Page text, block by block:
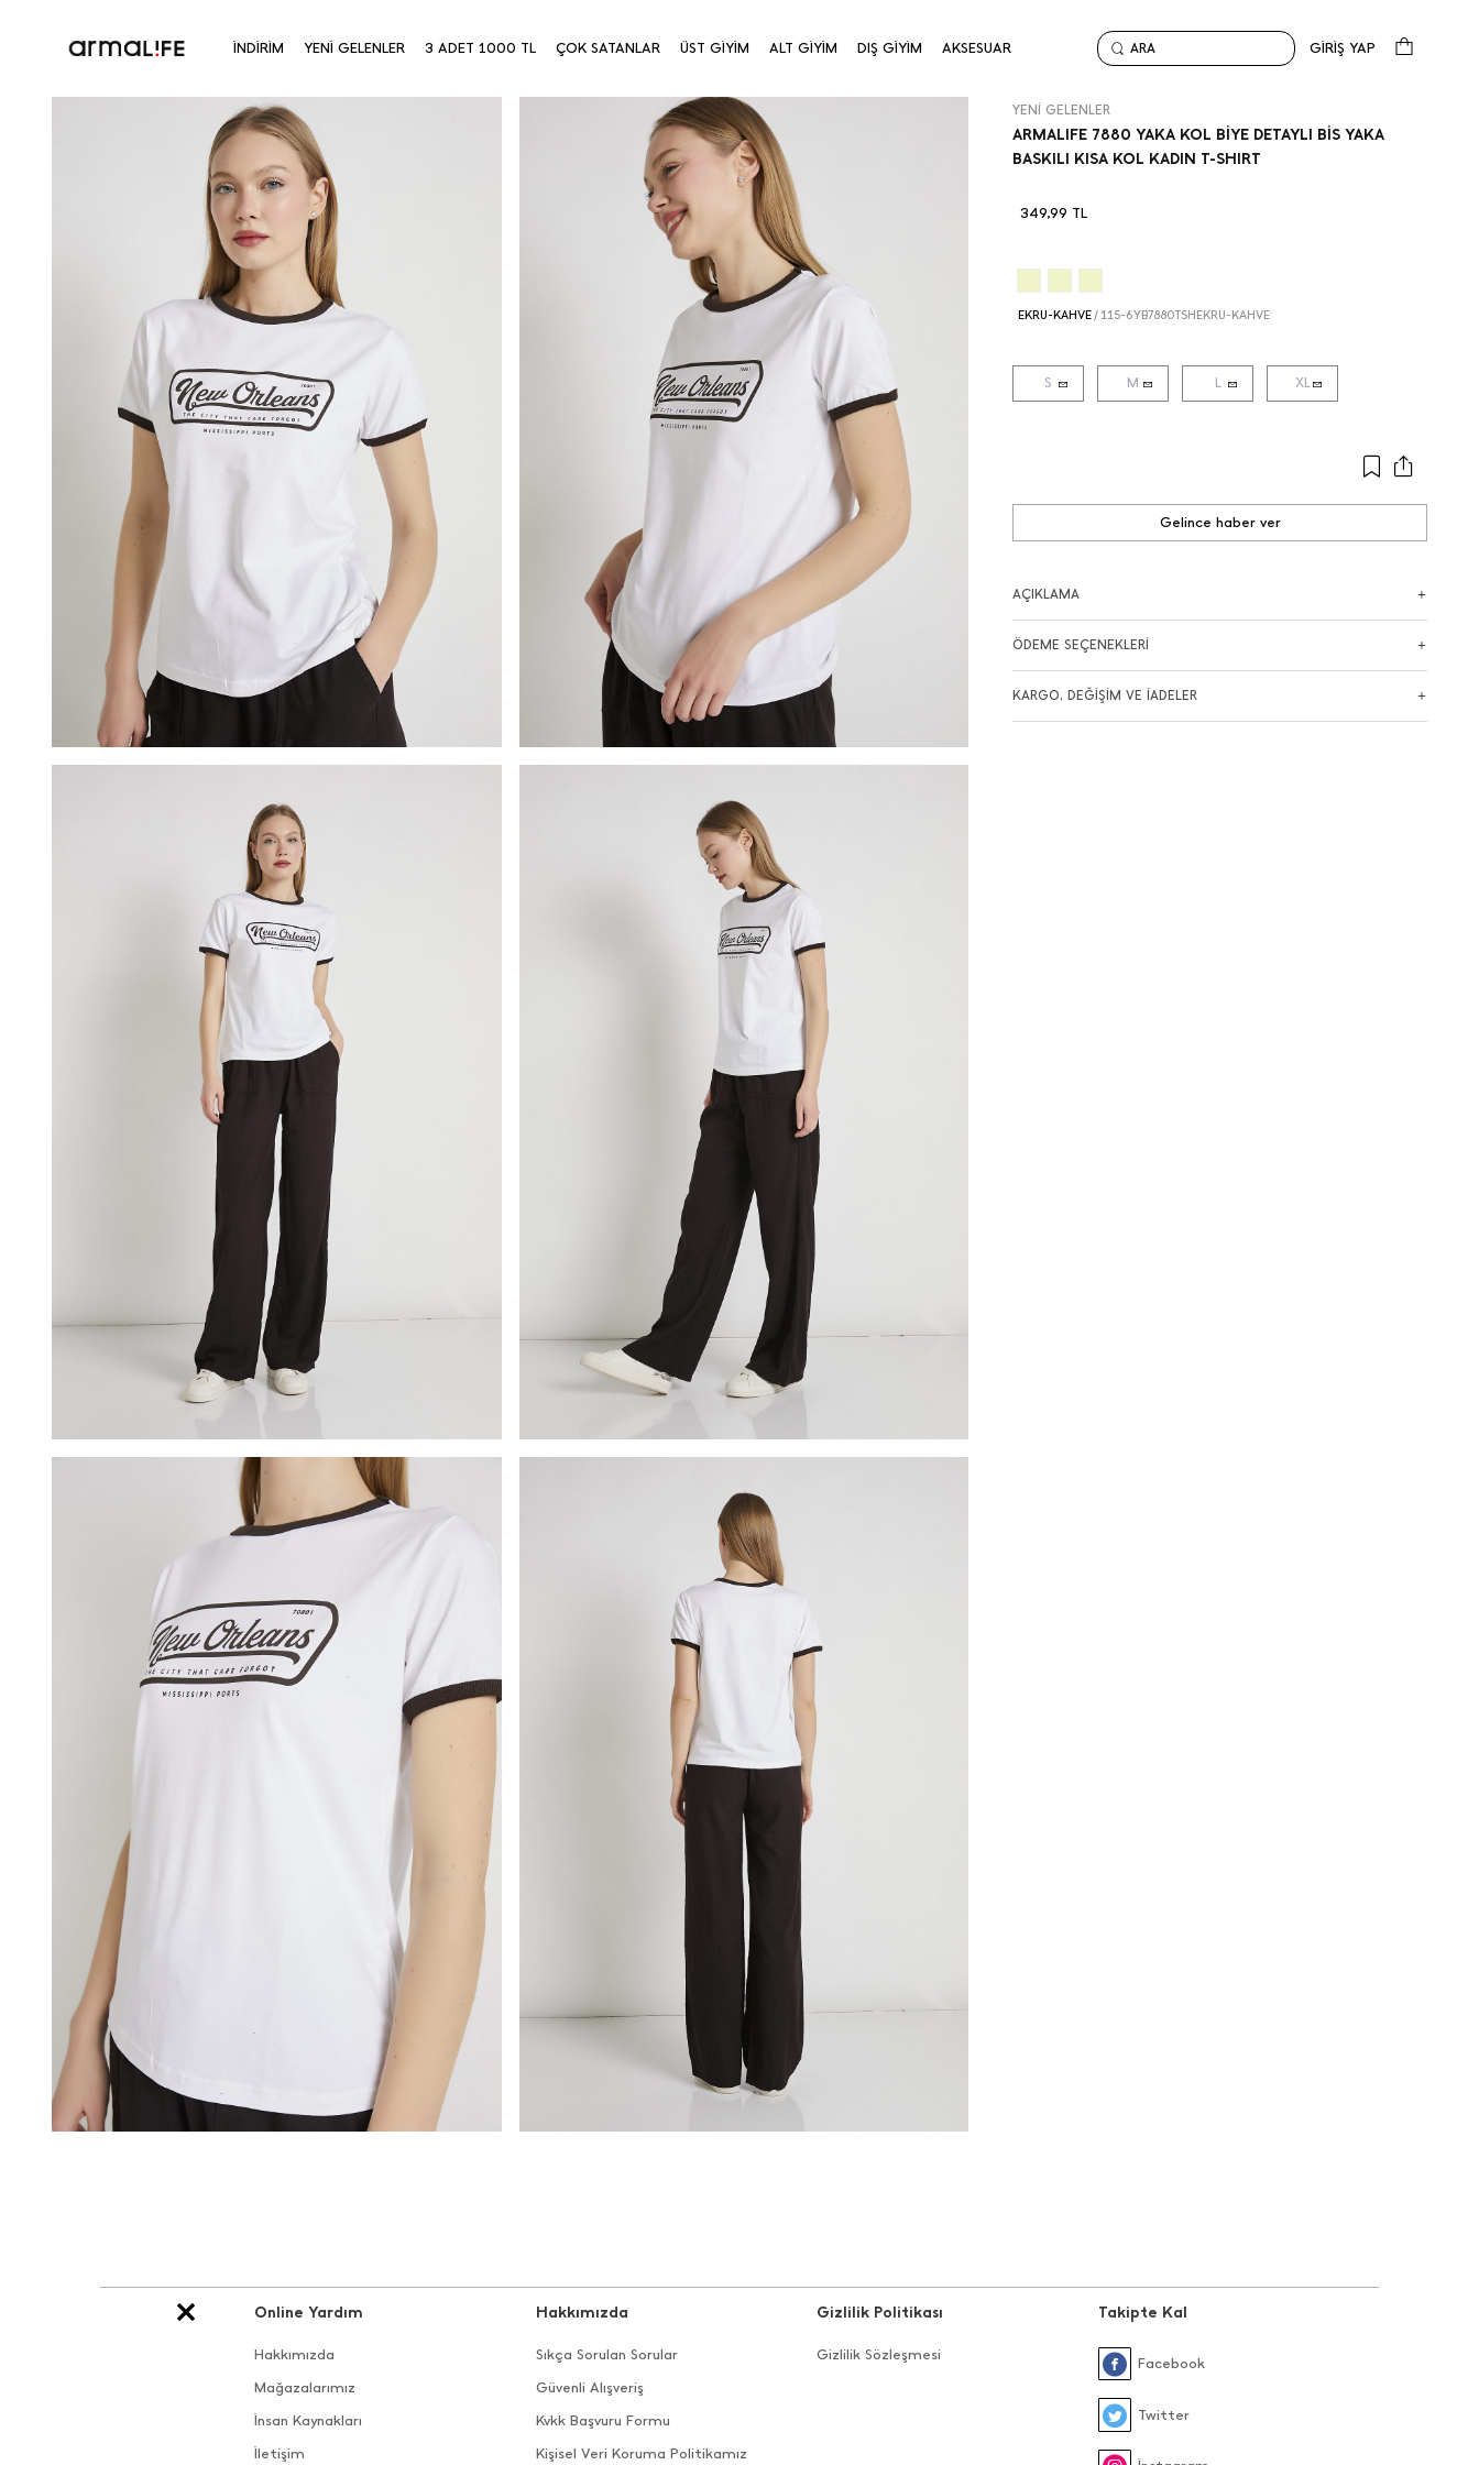
İNDİRİM YENİ GELENLER 3 ADET 1000 TL ÇOK SATANLAR ÜST GİYİM ALT GİYİM DIŞ GİYİM AKSESUAR ARA GİRİŞ YAP
YENİ GELENLER
ARMALIFE 7880 YAKA KOL BİYE DETAYLI BİS YAKA
BASKILI KISA KOL KADIN T-SHIRT
349,99 TL
S M L XL
EKRU-KAHVE/ 115-6YB7880TSHEKRU-KAHVE
Gelince haber ver
AÇIKLAMA
ÖDEME SEÇENEKLERİ
KARGO, DEĞİŞİM VE İADELER
Online Yardım
Hakkımızda
Mağazalarımız
İnsan Kaynakları
İletişim
Hakkımızda
Sıkça Sorulan Sorular
Güvenli Alışveriş
Kvkk Başvuru Formu
Kişisel Veri Koruma Politikamız
Gizlilik Politikası
Gizlilik Sözleşmesi
Takipte Kal
Facebook
Twitter